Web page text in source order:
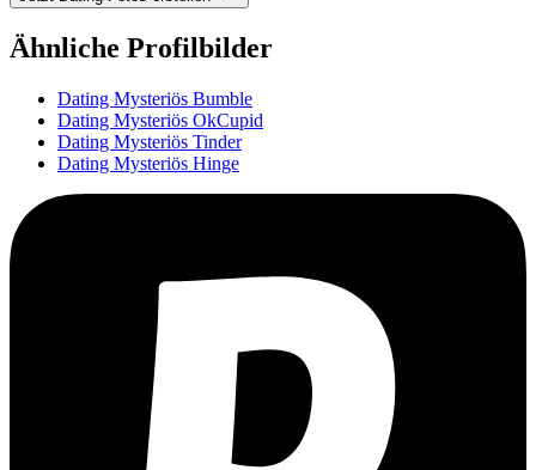
Ähnliche Profilbilder
Dating Mysteriös Bumble
Dating Mysteriös OkCupid
Dating Mysteriös Tinder
Dating Mysteriös Hinge